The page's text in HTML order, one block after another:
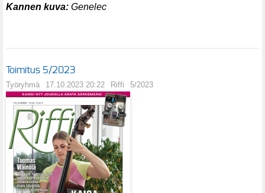
Kannen kuva: Genelec
Toimitus 5/2023
Työryhmä 17.10.2023 20:22 Riffi 5/2023